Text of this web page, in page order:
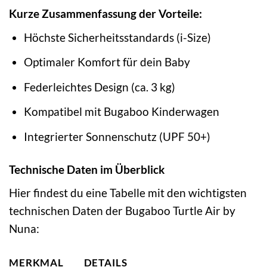
Kurze Zusammenfassung der Vorteile:
Höchste Sicherheitsstandards (i-Size)
Optimaler Komfort für dein Baby
Federleichtes Design (ca. 3 kg)
Kompatibel mit Bugaboo Kinderwagen
Integrierter Sonnenschutz (UPF 50+)
Technische Daten im Überblick
Hier findest du eine Tabelle mit den wichtigsten
technischen Daten der Bugaboo Turtle Air by
Nuna:
MERKMAL
DETAILS